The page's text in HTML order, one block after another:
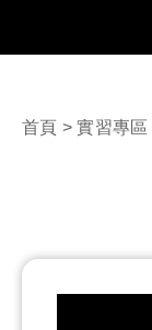
首頁 >實習專區